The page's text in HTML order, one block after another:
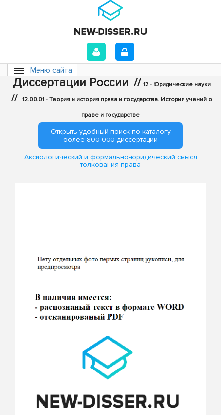
Меню сайта
Диссертации России // 12 - Юридические науки
// 12.00.01 - Теория и история права и государства. История учений о
праве и государстве
Открыть удобный поиск по каталогу
более 800 000 диссертаций
Аксиологический и формально-юридический смысл
толкования права